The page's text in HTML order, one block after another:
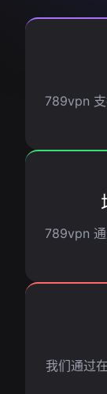
789vpn
789vpn
我们通过